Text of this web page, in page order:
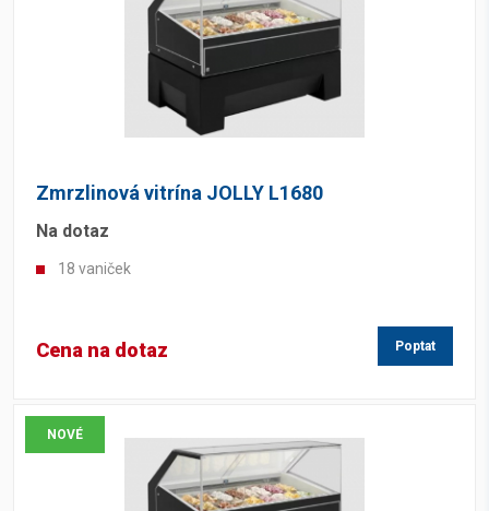
Zmrzlinová vitrína JOLLY L1680
Na dotaz
18 vaniček
Cena na dotaz Poptat
NOVÉ